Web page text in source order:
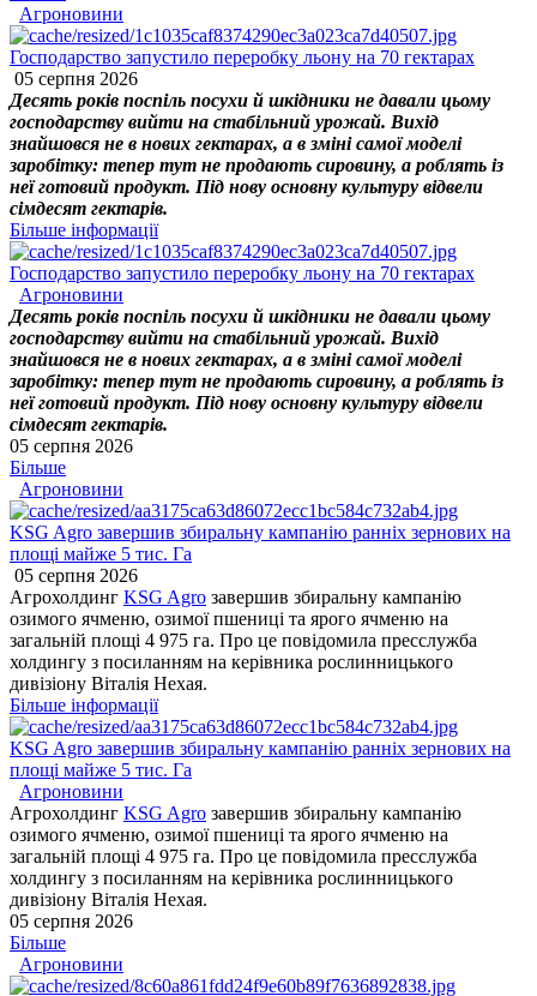
Агроновини
Господарство запустило переробку льону на 70 гектарах
05 серпня 2026
Десять років поспіль посухи й шкідники не давали цьому
господарству вийти на стабільний урожай. Вихід
знайшовся не в нових гектарах, а в зміні самої моделі
заробітку: тепер тут не продають сировину, а роблять із
неї готовий продукт. Під нову основну культуру відвели
сімдесят гектарів.
Більше інформації
Господарство запустило переробку льону на 70 гектарах
Агроновини
Десять років поспіль посухи й шкідники не давали цьому
господарству вийти на стабільний урожай. Вихід
знайшовся не в нових гектарах, а в зміні самої моделі
заробітку: тепер тут не продають сировину, а роблять із
неї готовий продукт. Під нову основну культуру відвели
сімдесят гектарів.
05 серпня 2026
Більше
Агроновини
KSG Agro завершив збиральну кампанію ранніх зернових на
площі майже 5 тис. Га
05 серпня 2026
Агрохолдинг KSG Agro завершив збиральну кампанію
озимого ячменю, озимої пшениці та ярого ячменю на
загальній площі 4 975 га. Про це повідомила пресслужба
холдингу з посиланням на керівника рослинницького
дивізіону Віталія Нехая.
Більше інформації
KSG Agro завершив збиральну кампанію ранніх зернових на
площі майже 5 тис. Га
Агроновини
Агрохолдинг KSG Agro завершив збиральну кампанію
озимого ячменю, озимої пшениці та ярого ячменю на
загальній площі 4 975 га. Про це повідомила пресслужба
холдингу з посиланням на керівника рослинницького
дивізіону Віталія Нехая.
05 серпня 2026
Більше
Агроновини